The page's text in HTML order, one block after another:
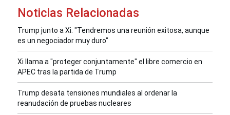
Noticias Relacionadas
Trump junto a Xi: "Tendremos una reunión exitosa, aunque
es un negociador muy duro"
Xi llama a "proteger conjuntamente" el libre comercio en
APEC tras la partida de Trump
Trump desata tensiones mundiales al ordenar la
reanudación de pruebas nucleares